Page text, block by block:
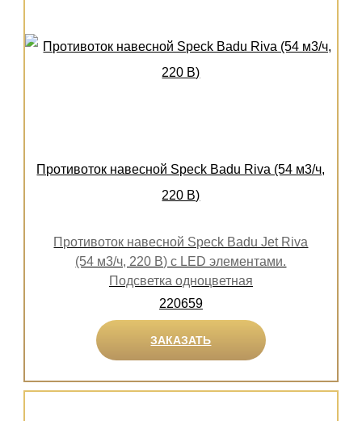
Противоток навесной Speck Badu Riva (54 м3/ч,
220 В)
Противоток навесной Speck Badu Jet Riva
(54 м3/ч, 220 В) с LED элементами.
Подсветка одноцветная
220659
ЗАКАЗАТЬ